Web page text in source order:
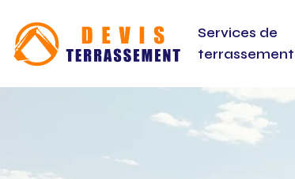
Services de
terrassement